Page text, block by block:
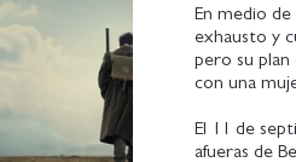
En medio
exhausto y
pero su
con una
El 11 de
afueras de